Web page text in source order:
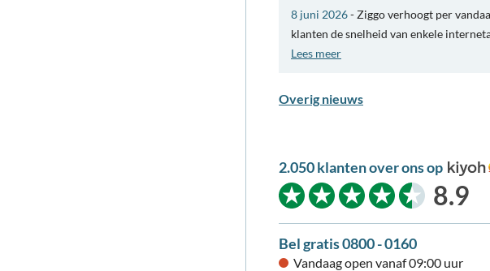
8 juni 2026- Ziggo verhoogt per
klanten de snelheid van enkele
Lees meer
Overig nieuws
2.050 klanten over ons op
kiyoh
8.9
Bel gratis 0800 - 0160
Vandaag open vanaf 09:00 uur